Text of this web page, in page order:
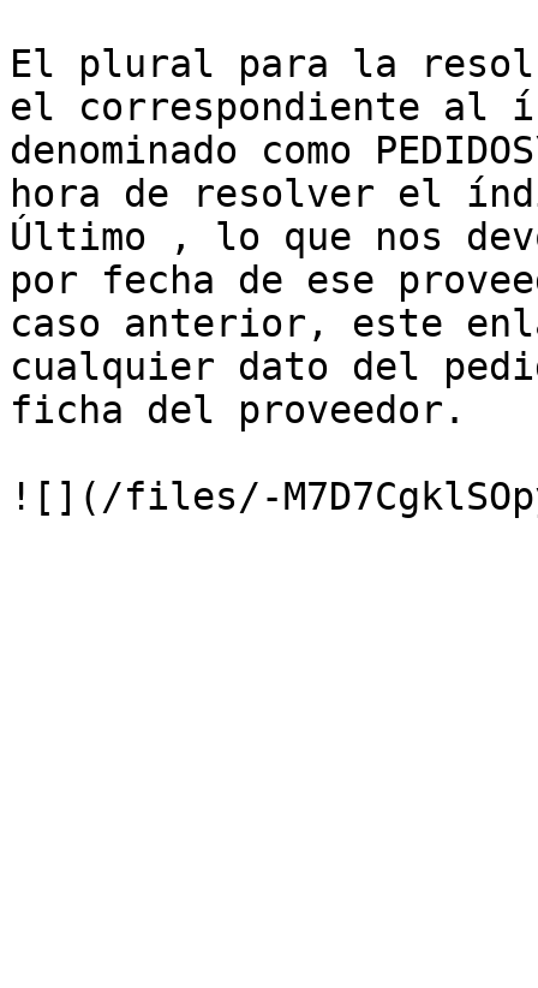
El plural para la
el correspondiente al
denominado como
hora de resolver el
Último , lo que nos
por fecha de ese
caso anterior, este
cualquier dato del
ficha del proveedor.